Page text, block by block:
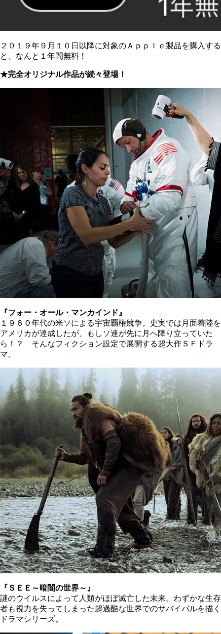
２０１９年９月１０日以降に対象のＡｐｐｌｅ製品を購入する
と、なんと１年間無料！
★完全オリジナル作品が続々登場！
『フォー・オール・マンカインド』
１９６０年代の米ソによる宇宙覇権競争。史実では月面着陸を
アメリカが達成したが、もしソ連が先に月へ降り立っていた
ら！？ そんなフィクション設定で展開する超大作ＳＦドラ
マ。
『ＳＥＥ～暗闇の世界～』
謎のウイルスによって人類がほぼ滅亡した未来。わずかな生存
者も視力を失ってしまった超過酷な世界でのサバイバルを描く
ドラマシリーズ。